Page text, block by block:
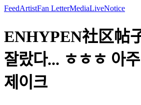
FeedArtistFan LetterMediaLiveNotice
ENHYPEN社区帖
잘랐다... ㅎㅎㅎ 아
제이크